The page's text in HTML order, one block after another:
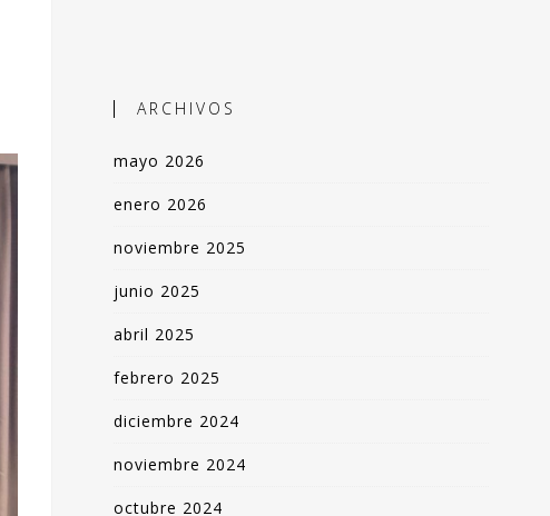
ARCHIVOS
mayo 2026
enero 2026
noviembre 2025
junio 2025
abril 2025
febrero 2025
diciembre 2024
noviembre 2024
octubre 2024